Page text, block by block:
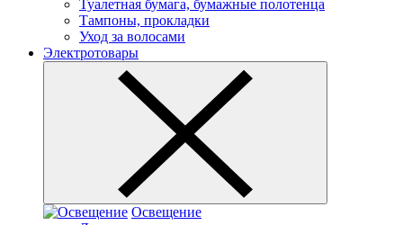
Туалетная бумага, бумажные полотенца
Тампоны, прокладки
Уход за волосами
Электротовары
Освещение